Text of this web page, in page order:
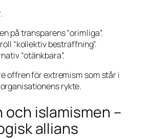
på transparens “orimliga”.
“kollektiv bestraffning”.
“otänkbara”.
offren för extremism som står i
rykte.
och islamismen –
allians